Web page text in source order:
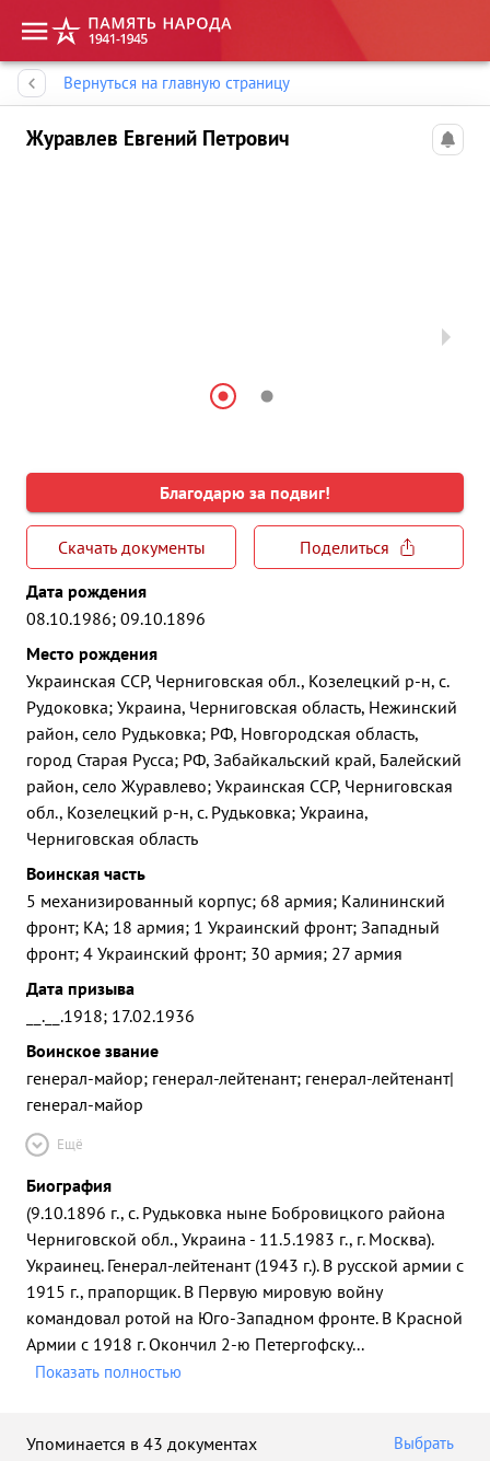
Вернуться на главную страницу
Журавлев Евгений Петрович
Благодарю за подвиг!
Скачать документы
Поделиться
Дата рождения
08.10.1986; 09.10.1896
Место рождения
Украинская ССР, Черниговская обл., Козелецкий р-н, с.
Рудоковка; Украина, Черниговская область, Нежинский
район, село Рудьковка; РФ, Новгородская область,
город Старая Русса; РФ, Забайкальский край, Балейский
район, село Журавлево; Украинская ССР, Черниговская
обл., Козелецкий р-н, с. Рудьковка; Украина,
Черниговская область
Воинская часть
5 механизированный корпус; 68 армия; Калининский
фронт; КА; 18 армия; 1 Украинский фронт; Западный
фронт; 4 Украинский фронт; 30 армия; 27 армия
Дата призыва
__.__.1918; 17.02.1936
Воинское звание
генерал-майор; генерал-лейтенант; генерал-лейтенант|
генерал-майор
Ещё
Биография
(9.10.1896 г., с. Рудьковка ныне Бобровицкого района
Черниговской обл., Украина - 11.5.1983 г., г. Москва).
Украинец. Генерал-лейтенант (1943 г.). В русской армии с
1915 г., прапорщик. В Первую мировую войну
командовал ротой на Юго-Западном фронте. В Красной
Армии с 1918 г. Окончил 2-ю Петергофску...
Показать полностью
Упоминается в 43 документах Выбрать
Память народа